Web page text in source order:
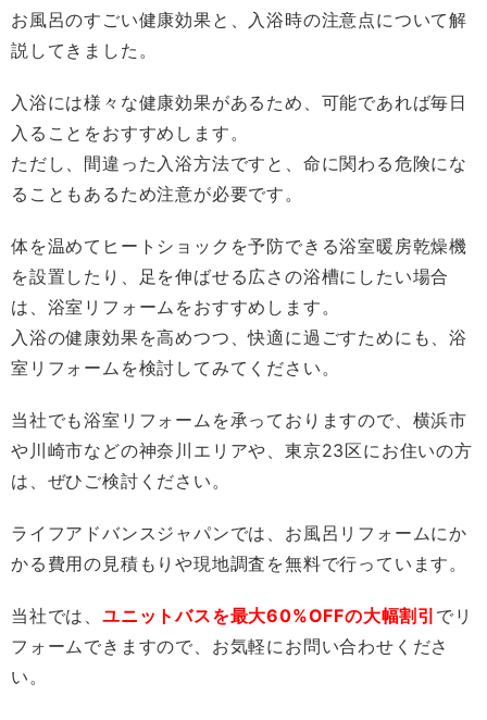
お風呂のすごい健康効果と、入浴時の注意点について解
説してきました。
入浴には様々な健康効果があるため、可能であれば毎日
入ることをおすすめします。
ただし、間違った入浴方法ですと、命に関わる危険にな
ることもあるため注意が必要です。
体を温めてヒートショックを予防できる浴室暖房乾燥機
を設置したり、足を伸ばせる広さの浴槽にしたい場合
は、浴室リフォームをおすすめします。
入浴の健康効果を高めつつ、快適に過ごすためにも、浴
室リフォームを検討してみてください。
当社でも浴室リフォームを承っておりますので、横浜市
や川崎市などの神奈川エリアや、東京23区にお住いの方
は、ぜひご検討ください。
ライフアドバンスジャパンでは、お風呂リフォームにか
かる費用の見積もりや現地調査を無料で行っています。
当社では、 ユニットバスを最大60%OFFの大幅割引 でリ
フォームできますので、お気軽にお問い合わせくださ
い。